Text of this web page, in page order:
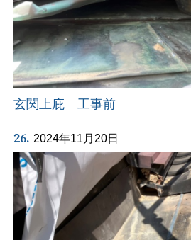
玄関上庇 工事前
26. 2024年11月20日